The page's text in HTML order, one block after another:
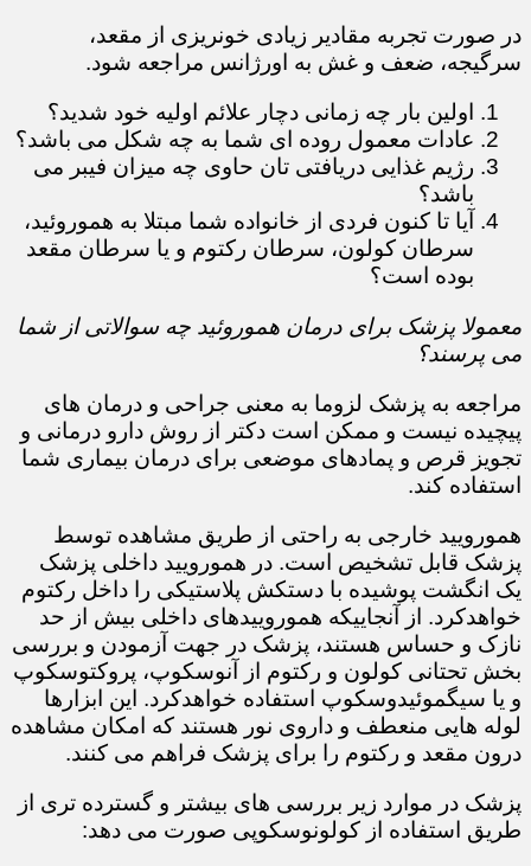
در صورت تجربه مقادیر زیادی خونریزی از مقعد،
سرگیجه، ضعف و غش به اورژانس مراجعه شود.
​​​​​​​​​​​​​​اولین بار چه زمانی دچار علائم اولیه خود شدید؟
عادات معمول روده ای شما به چه شکل می باشد؟
رژیم غذایی دریافتی تان حاوی چه میزان فیبر می
باشد؟
آیا تا کنون فردی از خانواده شما مبتلا به هموروئید،
سرطان کولون، سرطان رکتوم و یا سرطان مقعد
بوده است؟​​​​​​​
معمولا پزشک برای درمان هموروئید چه سوالاتی از شما
می پرسند؟
مراجعه به پزشک لزوما به معنی جراحی و درمان های
پیچیده نیست و ممکن است دکتر از روش دارو درمانی و
تجویز قرص و پمادهای موضعی برای درمان بیماری شما
استفاده کند.​​​​​​​
همورویید خارجی به راحتی از طریق مشاهده توسط
پزشک قابل تشخیص است. در همورویید داخلی پزشک
یک انگشت پوشیده با دستکش پلاستیکی را داخل رکتوم
خواهدکرد. از آنجاییکه هموروییدهای داخلی بیش از حد
نازک و حساس هستند، پزشک در جهت آزمودن و بررسی
بخش تحتانی کولون و رکتوم از آنوسکوپ، پروکتوسکوپ
و یا سیگموئیدوسکوپ استفاده خواهدکرد. این ابزارها
لوله هایی منعطف و داروی نور هستند که امکان مشاهده
درون مقعد و رکتوم را برای پزشک فراهم می کنند.
پزشک در موارد زیر بررسی های بیشتر و گسترده تری از
طریق استفاده از کولونوسکوپی صورت می دهد: